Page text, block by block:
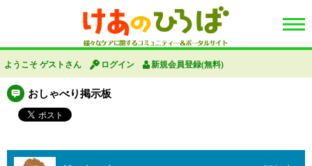
ようこそ ゲストさん ログイン 新規会員登録(無料)
おしゃべり掲示板